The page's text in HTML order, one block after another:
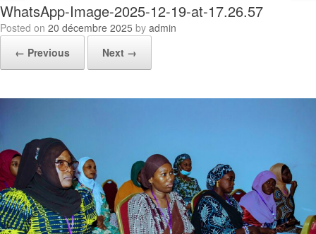
WhatsApp-Image-2025-12-19-at-17.26.57
Posted on 20 décembre 2025 by admin
← Previous
Next →